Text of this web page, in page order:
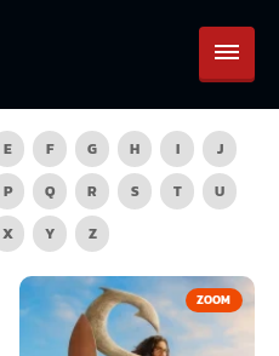
E F G H I
J
P Q R S T
U
X Y Z
ZOOM